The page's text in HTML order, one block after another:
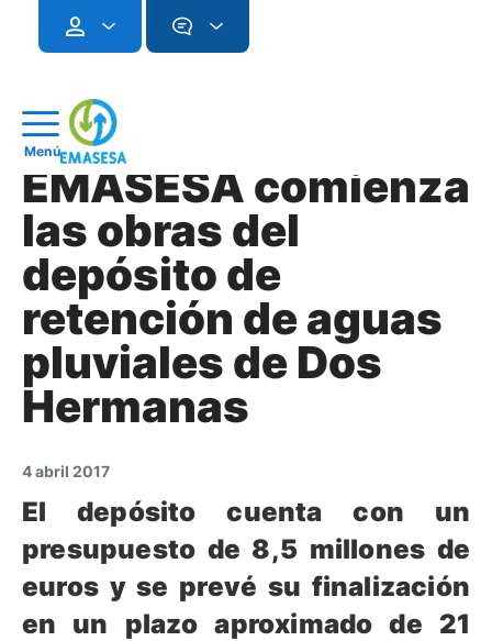
Menú
EMASESA comienza
las obras del
depósito de
retención de aguas
pluviales de Dos
Hermanas
4 abril 2017
El depósito cuenta con un
presupuesto de 8,5 millones de
euros y se prevé su finalización
en un plazo aproximado de 21